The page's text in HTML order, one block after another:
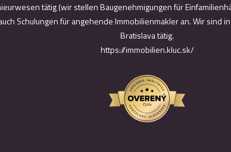
tätig (wir stellen Baugenehmigungen für
Schulungen für angehende Immobilienmakler an. Wir sind
Bratislava tätig.
https://immobilien.kluc.sk/